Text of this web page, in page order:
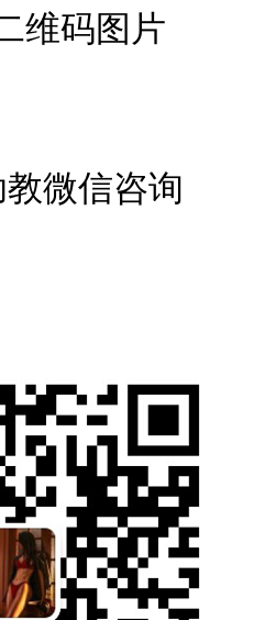
维码图片
微信咨询